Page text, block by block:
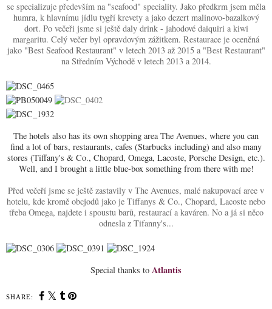
se specializuje především na "seafood" speciality. Jako předkrm jsem měla
humra, k hlavnímu jídlu tygří krevety a jako dezert malinovo-bazalkový
dort. Po večeři jsme si ještě daly drink - jahodové daiquiri a kiwi
margaritu. Celý večer byl opravdovým zážitkem. Restaurace je oceněná
jako "Best Seafood Restaurant" v letech 2013 až 2015 a "Best Restaurant"
na Středním Východě v letech 2013 a 2014.
The hotels also has its own shopping area The Avenues, where you can
find a lot of bars, restaurants, cafes (Starbucks including) and also many
stores (Tiffany's & Co., Chopard, Omega, Lacoste, Porsche Design, etc.).
Well, and I brought a little blue-box something from there with me!
Před večeří jsme se ještě zastavily v The Avenues, malé nakupovací aree v
hotelu, kde kromě obcjodů jako je Tiffanys & Co., Chopard, Lacoste nebo
třeba Omega, najdete i spoustu barů, restaurací a kaváren. No a já si něco
odnesla z Tifanny's...
Special thanks to Atlantis
SHARE: